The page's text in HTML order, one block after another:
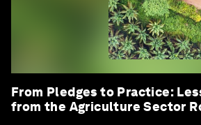
From Pledges to Practice:
from the Agriculture Sector